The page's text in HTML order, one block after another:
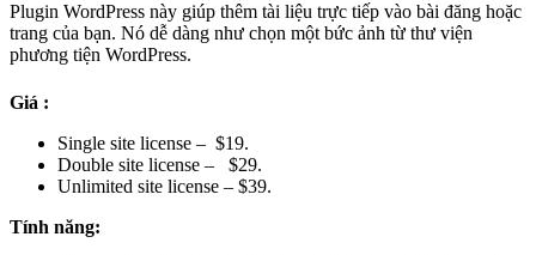
Plugin WordPress này giúp thêm tài liệu trực tiếp vào bài đăng hoặc
trang của bạn. Nó dễ dàng như chọn một bức ảnh từ thư viện
phương tiện WordPress.
Giá :
Single site license – $19.
Double site license – $29.
Unlimited site license – $39.
Tính năng: